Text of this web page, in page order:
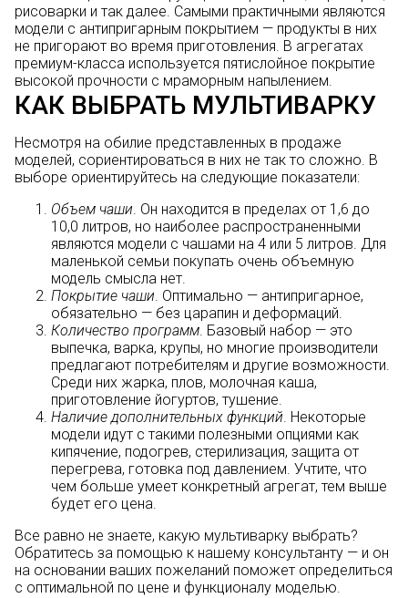
рисоварки и так далее. Самыми практичными являются
модели с антипригарным покрытием — продукты в них
не пригорают во время приготовления. В агрегатах
премиум-класса используется пятислойное покрытие
высокой прочности с мраморным напылением.
КАК ВЫБРАТЬ МУЛЬТИВАРКУ
Несмотря на обилие представленных в продаже
моделей, сориентироваться в них не так то сложно. В
выборе ориентируйтесь на следующие показатели:
Объем чаши . Он находится в пределах от 1,6 до
10,0 литров, но наиболее распространенными
являются модели с чашами на 4 или 5 литров. Для
маленькой семьи покупать очень объемную
модель смысла нет.
Покрытие чаши . Оптимально — антипригарное,
обязательно — без царапин и деформаций.
Количество программ . Базовый набор — это
выпечка, варка, крупы, но многие производители
предлагают потребителям и другие возможности.
Среди них жарка, плов, молочная каша,
приготовление йогуртов, тушение.
Наличие дополнительных функций . Некоторые
модели идут с такими полезными опциями как
кипячение, подогрев, стерилизация, защита от
перегрева, готовка под давлением. Учтите, что
чем больше умеет конкретный агрегат, тем выше
будет его цена.
Все равно не знаете, какую мультиварку выбрать?
Обратитесь за помощью к нашему консультанту — и он
на основании ваших пожеланий поможет определиться
с оптимальной по цене и функционалу моделью.